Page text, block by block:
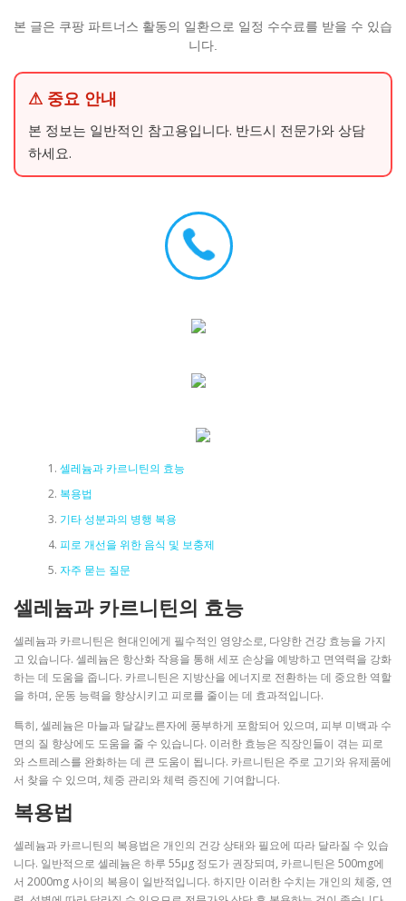
본 글은 쿠팡 파트너스 활동의 일환으로 일정 수수료를 받을 수 있습
니다.
⚠ 중요 안내
본 정보는 일반적인 참고용입니다. 반드시 전문가와 상담
하세요.
셀레늄과 카르니틴의 효능
복용법
기타 성분과의 병행 복용
피로 개선을 위한 음식 및 보충제
자주 묻는 질문
셀레늄과 카르니틴의 효능
셀레늄과 카르니틴은 현대인에게 필수적인 영양소로, 다양한 건강 효능을 가지
고 있습니다. 셀레늄은 항산화 작용을 통해 세포 손상을 예방하고 면역력을 강화
하는 데 도움을 줍니다. 카르니틴은 지방산을 에너지로 전환하는 데 중요한 역할
을 하며, 운동 능력을 향상시키고 피로를 줄이는 데 효과적입니다.
특히, 셀레늄은 마늘과 달걀노른자에 풍부하게 포함되어 있으며, 피부 미백과 수
면의 질 향상에도 도움을 줄 수 있습니다. 이러한 효능은 직장인들이 겪는 피로
와 스트레스를 완화하는 데 큰 도움이 됩니다. 카르니틴은 주로 고기와 유제품에
서 찾을 수 있으며, 체중 관리와 체력 증진에 기여합니다.
복용법
셀레늄과 카르니틴의 복용법은 개인의 건강 상태와 필요에 따라 달라질 수 있습
니다. 일반적으로 셀레늄은 하루 55μg 정도가 권장되며, 카르니틴은 500mg에
서 2000mg 사이의 복용이 일반적입니다. 하지만 이러한 수치는 개인의 체중, 연